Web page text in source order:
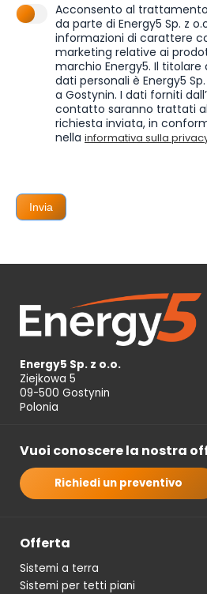
Acconsento al
da parte di Energy5 Sp. z
informazioni di carattere
marketing relative ai
marchio Energy5. Il
dati personali è Energy5
a Gostynin. I dati forniti
contatto saranno trattati
richiesta inviata, in
nella informativa sulla
Invia
Energy5 Sp. z o.o.
Ziejkowa 5
09-500 Gostynin
Polonia
Vuoi conoscere la nostra
Richiedi un preventivo
Offerta
Sistemi a terra
Sistemi per tetti piani